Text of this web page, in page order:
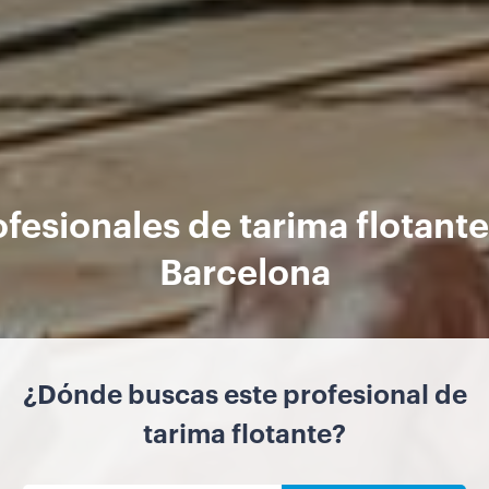
de tarima
Barcelona
¿Dónde buscas este profesional de
tarima flotante?